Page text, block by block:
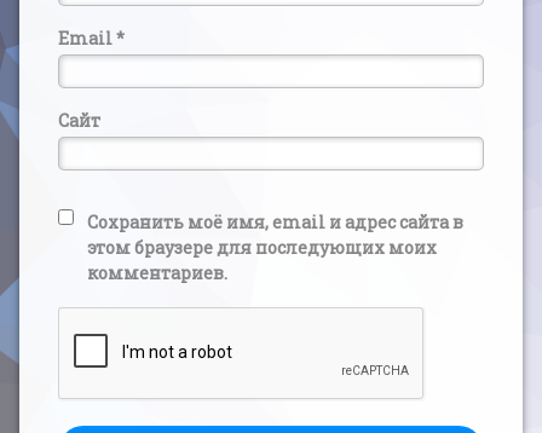
Email*
Сайт
Сохранить моё имя, email и адрес сайта в
этом браузере для последующих моих
комментариев.